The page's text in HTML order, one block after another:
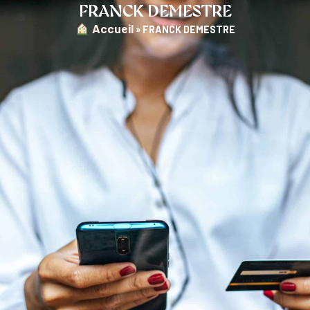
FRANCK DEMESTRE
︎ Accueil » FRANCK DEMESTRE